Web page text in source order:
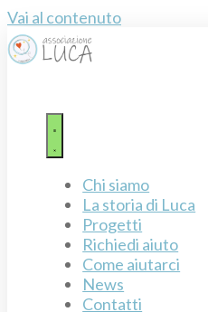
Vai al contenuto
Chi siamo
La storia di Luca
Progetti
Richiedi aiuto
Come aiutarci
News
Contatti